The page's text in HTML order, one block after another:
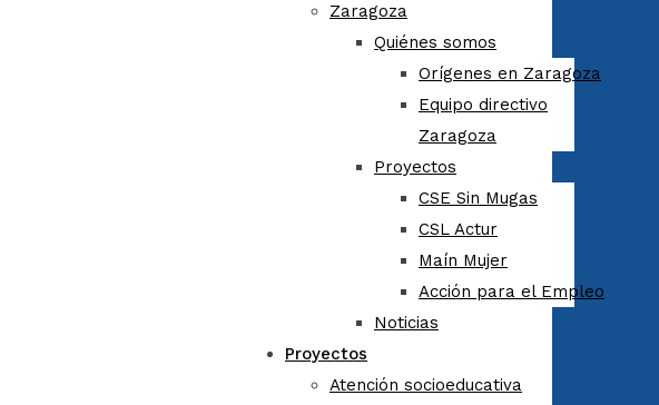
Zaragoza
Quiénes somos
Orígenes en Zaragoza
Equipo directivo
Zaragoza
Proyectos
CSE Sin Mugas
CSL Actur
Maín Mujer
Acción para el Empleo
Noticias
Proyectos
Atención socioeducativa